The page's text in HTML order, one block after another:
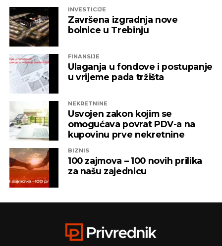
INVESTICIJE
Završena izgradnja nove
bolnice u Trebinju
FINANSIJE
Ulaganja u fondove i postupanje
u vrijeme pada tržišta
NEKRETNINE
Usvojen zakon kojim se
omogućava povrat PDV-a na
kupovinu prve nekretnine
BIZNIS
100 zajmova – 100 novih prilika
za našu zajednicu